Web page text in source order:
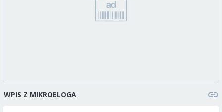
WPIS Z MIKROBLOGA